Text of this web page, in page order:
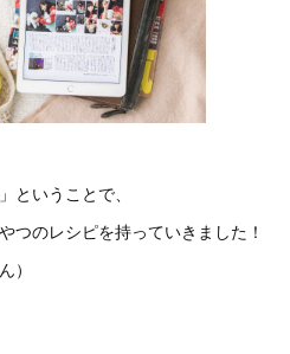
ということで、
つのレシピを持っていきました！
）